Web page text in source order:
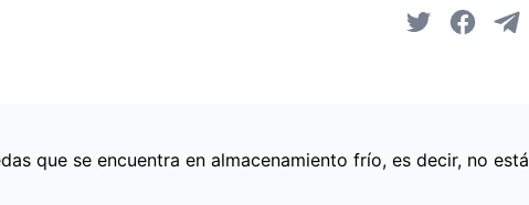
que se encuentra en almacenamiento frío, es decir, no está